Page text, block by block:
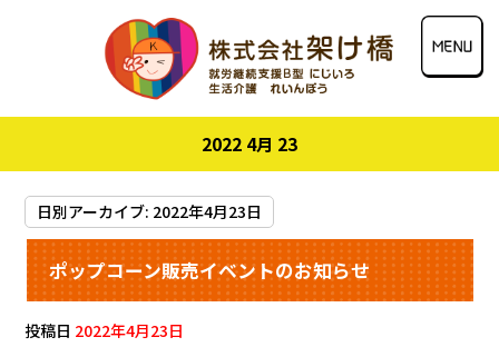
2022 4月 23
日別アーカイブ: 2022年4月23日
ポップコーン販売イベントのお知らせ
投稿日 2022年4月23日